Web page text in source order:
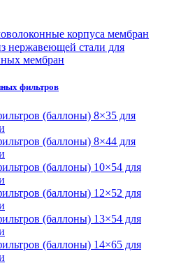
корпуса мембран
нержавеющей стали для
мембран
фильтров
(баллоны) 8×35 для
(баллоны) 8×44 для
(баллоны) 10×54 для
(баллоны) 12×52 для
(баллоны) 13×54 для
(баллоны) 14×65 для